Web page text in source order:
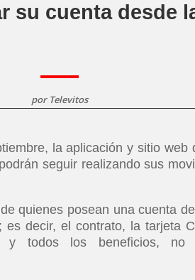
su cuenta desde
por Televitos
la aplicación y sitio web
seguir realizando sus
quienes posean una cuenta
es decir, el contrato, la tarjeta
y todos los beneficios, no